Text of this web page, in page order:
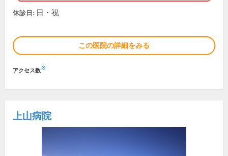
休診日: 日・祝
この医院の詳細をみる
アクセス数※
上山病院